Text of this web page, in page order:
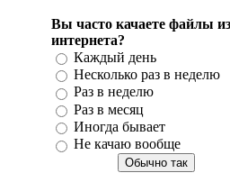
Вы часто качаете файлы из
интернета?
Каждый день
Несколько раз в неделю
Раз в неделю
Раз в месяц
Иногда бывает
Не качаю вообще